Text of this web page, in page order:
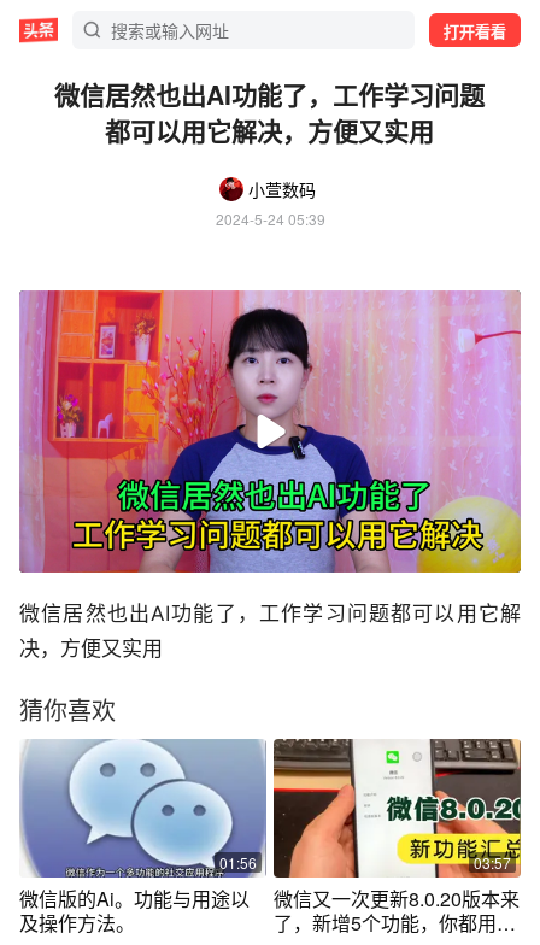
打开看看
微信居然也出AI功能了，工作学习问题
都可以用它解决，方便又实用
小萱数码
2024-5-24 05:39
微信居然也出AI功能了，工作学习问题都可以用它解
决，方便又实用
猜你喜欢
01:56
微信版的Ai。功能与用途以
及操作方法。
03:57
微信又一次更新8.0.20版本来
了，新增5个功能，你都用过